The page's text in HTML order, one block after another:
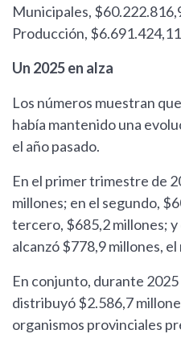
Municipales,
Producción,
Un 2025 en alza
Los números muestran
había mantenido una
el año pasado.
En el primer trimestre de
millones; en el segundo,
tercero, $685,2 millones;
alcanzó $778,9 millones,
En conjunto, durante 2025
distribuyó $2.586,7
organismos provinciales